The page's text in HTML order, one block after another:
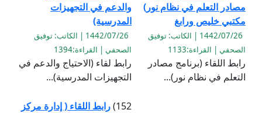
مصادر التعلم في نظام نور)
مكتبي خليص ورابغ
1442/07/26 | الكاتب: توفيق
الصحفي | القراءة:1133
رابط اللقاء (برنامج مصادر
التعلم في نظام نور)...
والدعم في التجهيزات
المدرسية)
1442/07/26 | الكاتب: توفيق
الصحفي | القراءة:1394
رابط لقاء (الاحتياج والدعم في
التجهيزات المدرسية)...
152) رابط اللقاء ( إدارة مركز